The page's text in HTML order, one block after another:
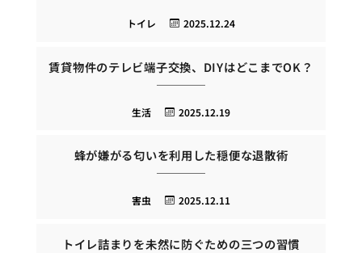
2025.12.24
トイレ
賃貸物件のテレビ端子交換、DIYはどこまでOK？
2025.12.19
生活
蜂が嫌がる匂いを利用した穏便な退散術
2025.12.11
害虫
トイレ詰まりを未然に防ぐための三つの習慣